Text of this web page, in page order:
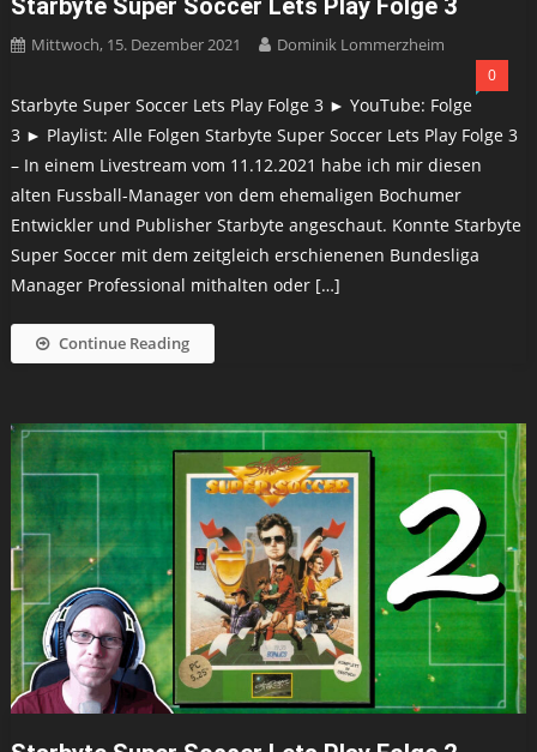
Mittwoch, 15. Dezember 2021 Dominik Lommerzheim
0
Starbyte Super Soccer Lets Play Folge 3 ► YouTube: Folge
3 ► Playlist: Alle Folgen Starbyte Super Soccer Lets Play Folge 3
– In einem Livestream vom 11.12.2021 habe ich mir diesen
alten Fussball-Manager von dem ehemaligen Bochumer
Entwickler und Publisher Starbyte angeschaut. Konnte Starbyte
Super Soccer mit dem zeitgleich erschienenen Bundesliga
Manager Professional mithalten oder […]
Continue Reading